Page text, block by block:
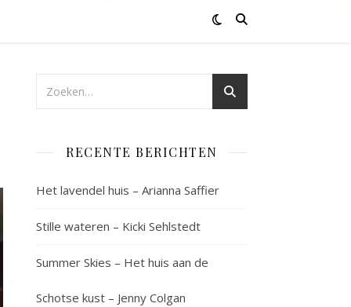
RECENTE BERICHTEN
Het lavendel huis – Arianna Saffier
Stille wateren – Kicki Sehlstedt
Summer Skies – Het huis aan de
Schotse kust – Jenny Colgan